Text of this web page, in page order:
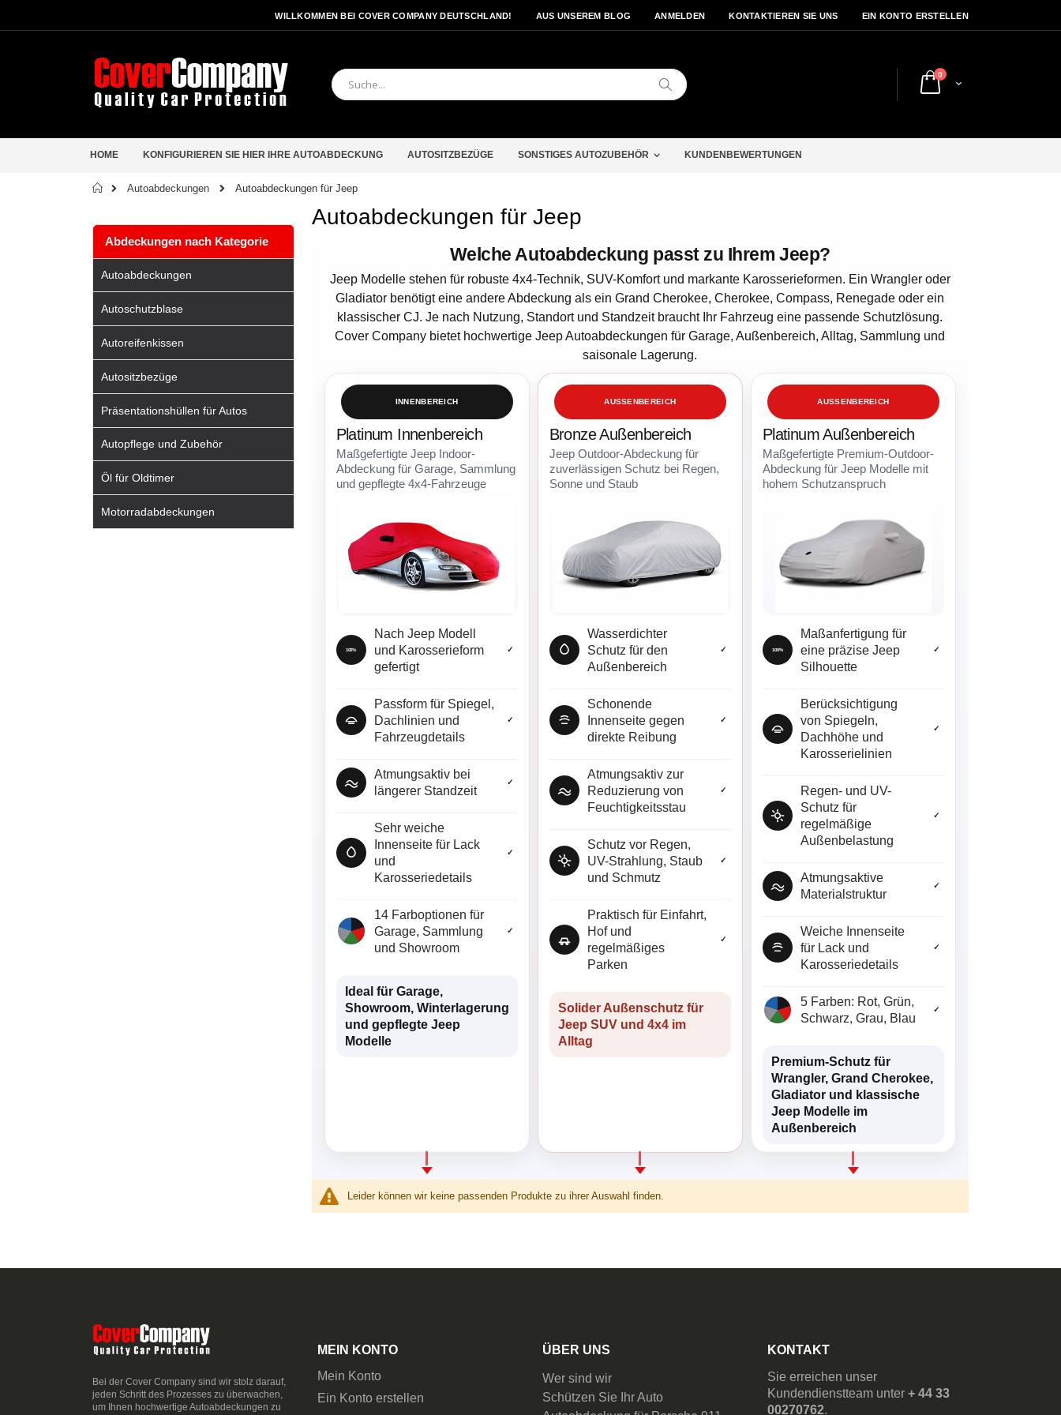
WILLKOMMEN BEI COVER COMPANY DEUTSCHLAND! AUS UNSEREM BLOG ANMELDEN KONTAKTIEREN SIE UNS EIN KONTO ERSTELLEN
Cart
0Artikel
Search
HOME KONFIGURIEREN SIE HIER IHRE AUTOABDECKUNG AUTOSITZBEZÜGE SONSTIGES AUTOZUBEHÖR KUNDENBEWERTUNGEN
Startseite
Autoabdeckungen Autoabdeckungen für Jeep
Autoabdeckungen für Jeep
Welche Autoabdeckung passt zu Ihrem Jeep?
Jeep Modelle stehen für robuste 4x4-Technik, SUV-Komfort und markante Karosserieformen. Ein Wrangler oder
Gladiator benötigt eine andere Abdeckung als ein Grand Cherokee, Cherokee, Compass, Renegade oder ein
klassischer CJ. Je nach Nutzung, Standort und Standzeit braucht Ihr Fahrzeug eine passende Schutzlösung.
Cover Company bietet hochwertige Jeep Autoabdeckungen für Garage, Außenbereich, Alltag, Sammlung und
saisonale Lagerung.
INNENBEREICH
Platinum Innenbereich
Maßgefertigte Jeep Indoor-
Abdeckung für Garage, Sammlung
und gepflegte 4x4-Fahrzeuge
100%
Nach Jeep Modell
und Karosserieform
gefertigt
✓
Passform für Spiegel,
Dachlinien und
Fahrzeugdetails
✓
Atmungsaktiv bei
längerer Standzeit
✓
Sehr weiche
Innenseite für Lack
und
Karosseriedetails
✓
14 Farboptionen für
Garage, Sammlung
und Showroom
✓
Ideal für Garage,
Showroom, Winterlagerung
und gepflegte Jeep
Modelle
AUSSENBEREICH
Bronze Außenbereich
Jeep Outdoor-Abdeckung für
zuverlässigen Schutz bei Regen,
Sonne und Staub
Wasserdichter
Schutz für den
Außenbereich
✓
Schonende
Innenseite gegen
direkte Reibung
✓
Atmungsaktiv zur
Reduzierung von
Feuchtigkeitsstau
✓
Schutz vor Regen,
UV-Strahlung, Staub
und Schmutz
✓
Praktisch für Einfahrt,
Hof und
regelmäßiges
Parken
✓
Solider Außenschutz für
Jeep SUV und 4x4 im
Alltag
AUSSENBEREICH
Platinum Außenbereich
Maßgefertigte Premium-Outdoor-
Abdeckung für Jeep Modelle mit
hohem Schutzanspruch
100%
Maßanfertigung für
eine präzise Jeep
Silhouette
✓
Berücksichtigung
von Spiegeln,
Dachhöhe und
Karosserielinien
✓
Regen- und UV-
Schutz für
regelmäßige
Außenbelastung
✓
Atmungsaktive
Materialstruktur
✓
Weiche Innenseite
für Lack und
Karosseriedetails
✓
5 Farben: Rot, Grün,
Schwarz, Grau, Blau
✓
Premium-Schutz für
Wrangler, Grand Cherokee,
Gladiator und klassische
Jeep Modelle im
Außenbereich
Leider können wir keine passenden Produkte zu ihrer Auswahl finden.
Abdeckungen nach Kategorie
Autoabdeckungen
Autoschutzblase
Autoreifenkissen
Autositzbezüge
Präsentationshüllen für Autos
Autopflege und Zubehör
Öl für Oldtimer
Motorradabdeckungen
Bei der Cover Company sind wir stolz darauf,
jeden Schritt des Prozesses zu überwachen,
um Ihnen hochwertige Autoabdeckungen zu
MEIN KONTO
Mein Konto
Ein Konto erstellen
ÜBER UNS
Wer sind wir
Schützen Sie Ihr Auto
KONTAKT
Sie erreichen unser
Kundendienstteam unter + 44 33
00270762.